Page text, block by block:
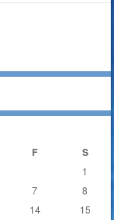
F S
1
7
8
14
15